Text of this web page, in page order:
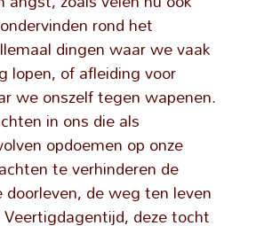
rond het
dingen waar we vaak
lopen, of afleiding voor
we onszelf tegen wapenen.
in ons die als
opdoemen op onze
te verhinderen de
de weg ten leven
deze tocht